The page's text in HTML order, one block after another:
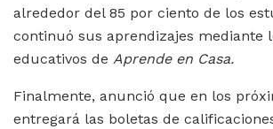
alrededor del 85 por ciento de los
continuó sus aprendizajes mediante
educativos de Aprende en Casa.
Finalmente, anunció que en los
entregará las boletas de